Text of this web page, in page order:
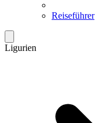
Reiseführer
Ligurien